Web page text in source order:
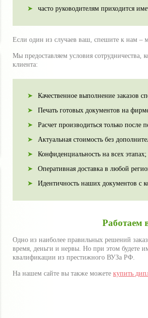
часто руководителям приходится
Если один из случаев ваш, спешите к нам –
Мы предоставляем условия сотрудничества,
клиента:
Качественное выполнение заказов
Печать готовых документов на
Расчет производиться только после
Актуальная стоимость без
Конфиденциальность на всех этапах;
Оперативная доставка в любой
Идентичность наших документов с
Работаем
Одно из наиболее правильных решений
время, деньги и нервы. Но при этом будете
квалификации из престижного ВУЗа РФ.
На нашем сайте вы также можете купить